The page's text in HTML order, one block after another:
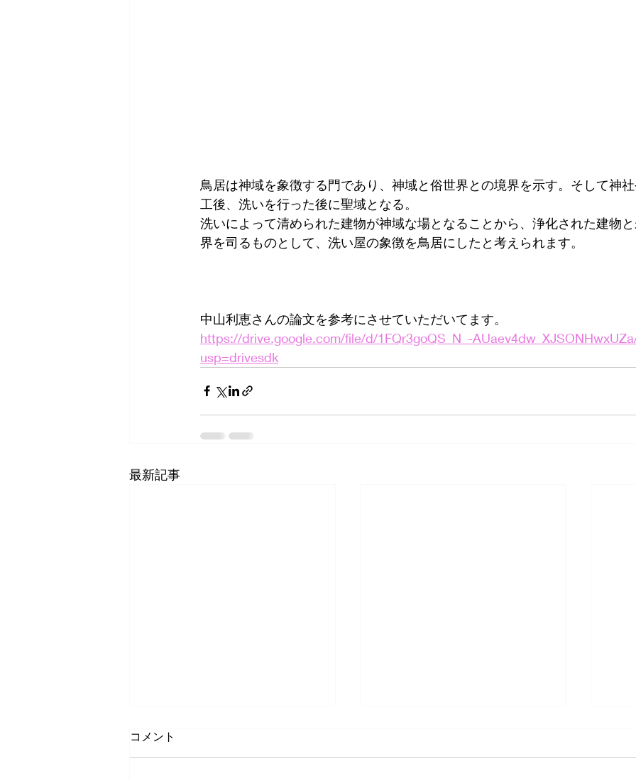
鳥居は神域を象徴する門であり、神域と俗世界との境界を示す。そして神
工後、洗いを行った後に聖域となる。
洗いによって清められた建物が神域な場となることから、浄化された建物
界を司るものとして、洗い屋の象徴を鳥居にしたと考えられます。
中山利恵さんの論文を参考にさせていただいてます。
https://drive.google.com/file/d/1FQr3goQS_N_-
usp=drivesdk
最新記事
カニモリストーリー
メインコンテンツにスキップ
コメント